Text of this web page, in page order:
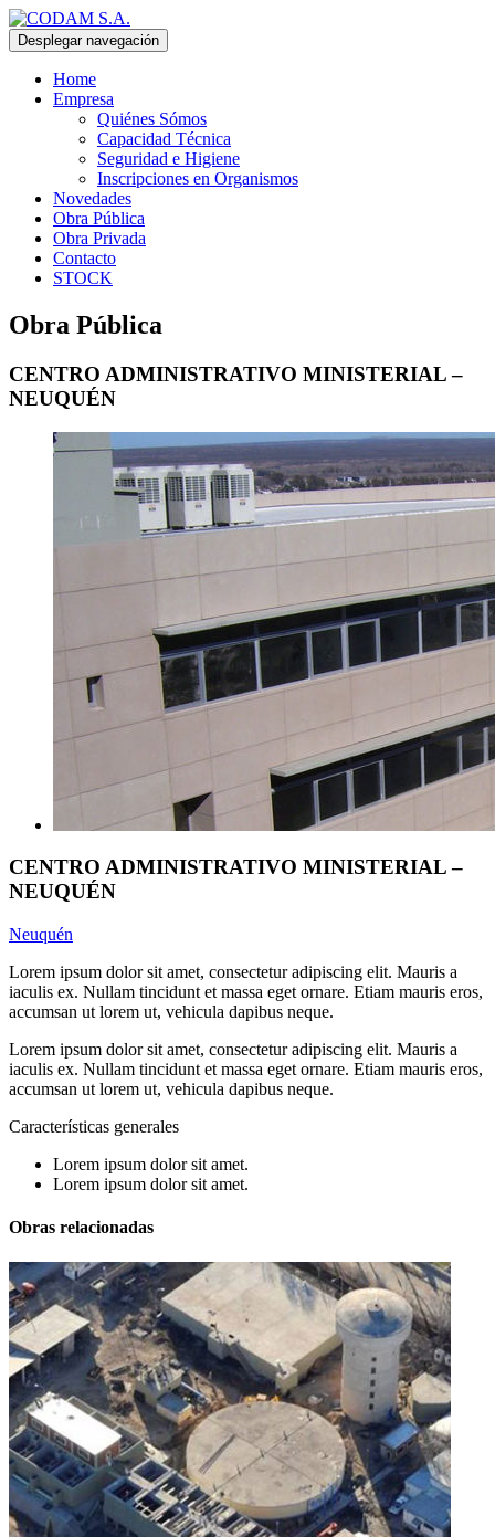
Desplegar navegación
Home
Empresa
Quiénes Sómos
Capacidad Técnica
Seguridad e Higiene
Inscripciones en Organismos
Novedades
Obra Pública
Obra Privada
Contacto
STOCK
Obra Pública
CENTRO ADMINISTRATIVO MINISTERIAL –
NEUQUÉN
CENTRO ADMINISTRATIVO MINISTERIAL –
NEUQUÉN
Neuquén
Lorem ipsum dolor sit amet, consectetur adipiscing elit. Mauris a
iaculis ex. Nullam tincidunt et massa eget ornare. Etiam mauris eros,
accumsan ut lorem ut, vehicula dapibus neque.
Lorem ipsum dolor sit amet, consectetur adipiscing elit. Mauris a
iaculis ex. Nullam tincidunt et massa eget ornare. Etiam mauris eros,
accumsan ut lorem ut, vehicula dapibus neque.
Características generales
Lorem ipsum dolor sit amet.
Lorem ipsum dolor sit amet.
Obras relacionadas